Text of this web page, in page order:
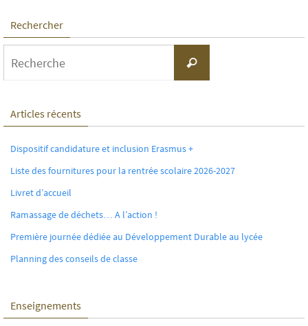
Rechercher
Recherche
Articles récents
Dispositif candidature et inclusion Erasmus +
Liste des fournitures pour la rentrée scolaire 2026-2027
Livret d’accueil
Ramassage de déchets… A l’action !
Première journée dédiée au Développement Durable au lycée
Planning des conseils de classe
Enseignements